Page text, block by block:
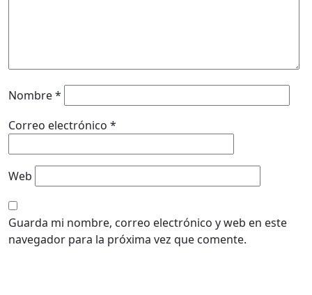
Nombre*
Correo electrónico *
Web
Guarda mi nombre, correo electrónico y web en este
navegador para la próxima vez que comente.